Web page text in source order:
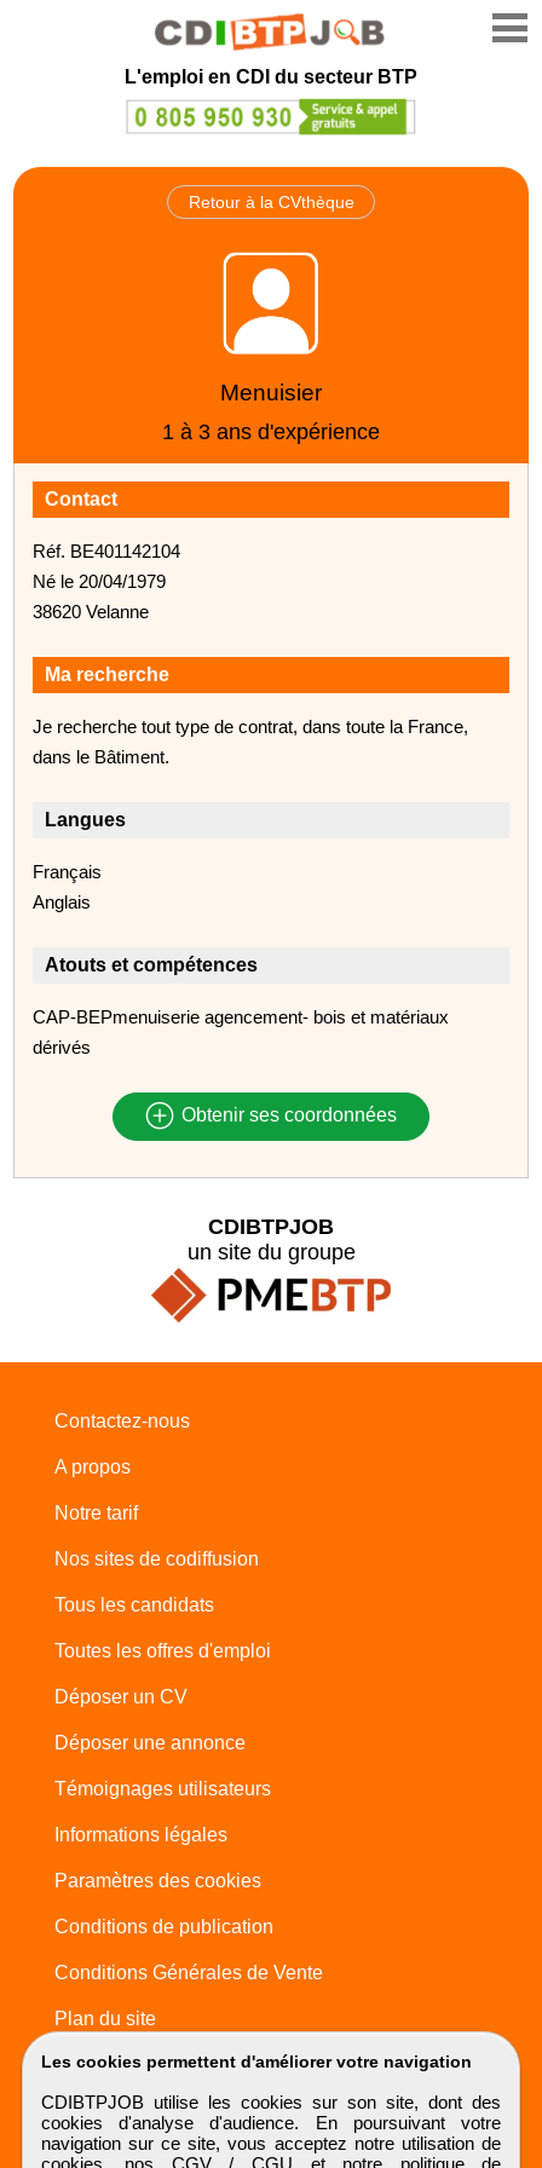
L'emploi en CDI du secteur BTP
Retour à la CVthèque
Menuisier
1 à 3 ans d'expérience
Contact
Réf. BE401142104
Né le 20/04/1979
38620 Velanne
Ma recherche
Je recherche tout type de contrat, dans toute la France,
dans le Bâtiment.
Langues
Français
Anglais
Atouts et compétences
CAP-BEPmenuiserie agencement- bois et matériaux
dérivés
Obtenir ses coordonnées
Les cookies permettent d'améliorer votre navigation
CDIBTPJOB utilise les cookies sur son site, dont des
cookies d'analyse d'audience. En poursuivant votre
navigation sur ce site, vous acceptez notre utilisation de
cookies, nos CGV / CGU et notre politique de
CDIBTPJOB
un site du groupe
Contactez-nous
A propos
Notre tarif
Nos sites de codiffusion
Tous les candidats
Toutes les offres d'emploi
Déposer un CV
Déposer une annonce
Témoignages utilisateurs
Informations légales
Paramètres des cookies
Conditions de publication
Conditions Générales de Vente
Plan du site